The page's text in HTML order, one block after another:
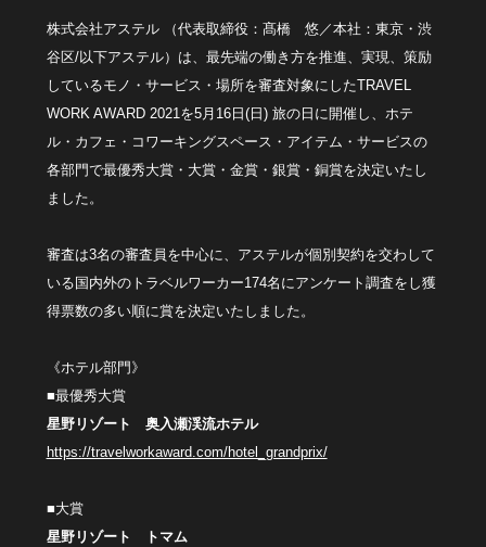
株式会社アステル （代表取締役：髙橋 悠／本社：東京・渋
谷区/以下アステル）は、最先端の働き方を推進、実現、策励
しているモノ・サービス・場所を審査対象にしたTRAVEL
WORK AWARD 2021を5月16日(日) 旅の日に開催し、ホテ
ル・カフェ・コワーキングスペース・アイテム・サービスの
各部門で最優秀大賞・大賞・金賞・銀賞・銅賞を決定いたし
ました。
審査は3名の審査員を中心に、アステルが個別契約を交わして
いる国内外のトラベルワーカー174名にアンケート調査をし獲
得票数の多い順に賞を決定いたしました。
《ホテル部門》
■最優秀大賞
星野リゾート 奥入瀬渓流ホテル
https://travelworkaward.com/hotel_grandprix/
■大賞
星野リゾート トマム